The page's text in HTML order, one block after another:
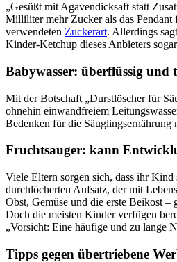
„Gesüßt mit Agavendicksaft statt
Milliliter mehr Zucker als das Pendant
verwendeten Zuckerart. Allerdings
Kinder-Ketchup dieses Anbieters
Babywasser: überflüssig und
Mit der Botschaft „Durstlöscher für
ohnehin einwandfreiem
Bedenken für die
Fruchtsauger: kann
Viele Eltern sorgen sich, dass ihr
durchlöcherten Aufsatz, der mit
Obst, Gemüse und die erste Beikost
Doch die meisten Kinder verfügen
„Vorsicht: Eine häufige und zu lange
Tipps gegen übertriebene